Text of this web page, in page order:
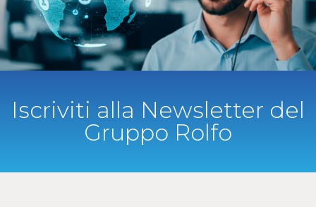
Iscriviti alla Newsletter del
Gruppo Rolfo